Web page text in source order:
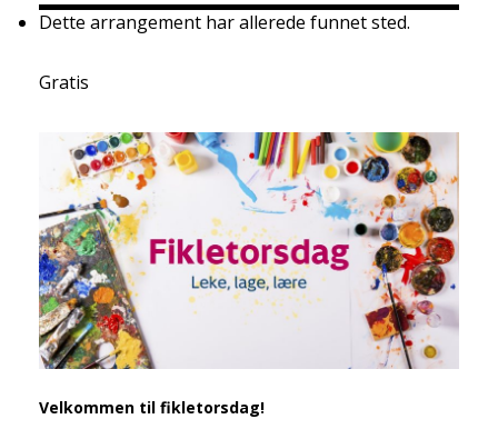
Dette arrangement har allerede funnet sted.
Gratis
Velkommen til fikletorsdag!